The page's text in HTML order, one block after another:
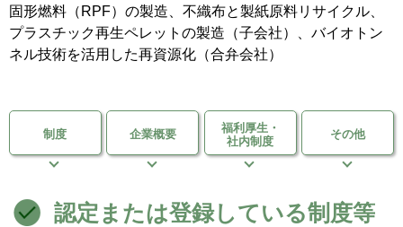
固形燃料（RPF）の製造、不織布と製紙原料リサイクル、
プラスチック再生ペレットの製造（子会社）、バイオトン
ネル技術を活用した再資源化（合弁会社）
制度 企業概要
福利厚生・
社内制度
その他
認定または登録している制度等